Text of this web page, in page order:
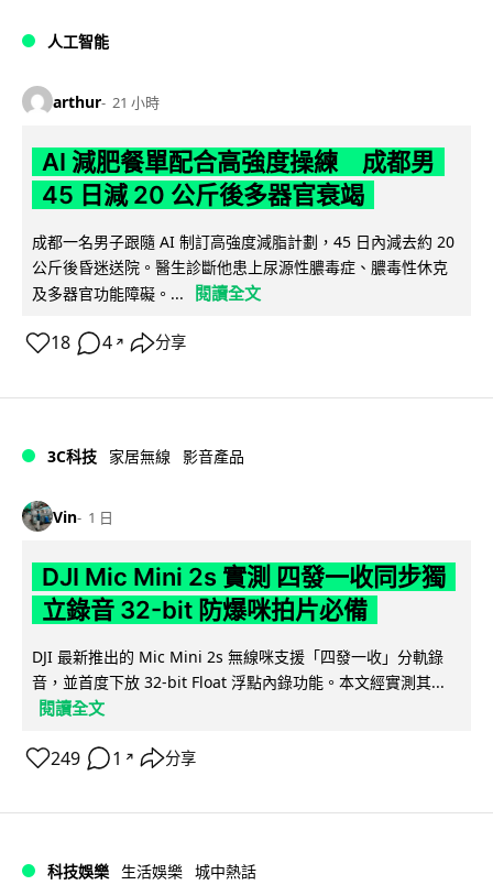
人工智能
arthur 21 小時
AI 減肥餐單配合高強度操練 成都男
45 日減 20 公斤後多器官衰竭
成都一名男子跟隨 AI 制訂高強度減脂計劃，45 日內減去約 20
公斤後昏迷送院。醫生診斷他患上尿源性膿毒症、膿毒性休克
及多器官功能障礙。...
閱讀全文
18 4 ↗ 分享
3C科技 家居無線 影音產品
Vin 1 日
DJI Mic Mini 2s 實測 四發一收同步獨
立錄音 32-bit 防爆咪拍片必備
DJI 最新推出的 Mic Mini 2s 無線咪支援「四發一收」分軌錄
音，並首度下放 32-bit Float 浮點內錄功能。本文經實測其...
閱讀全文
249 1 ↗ 分享
科技娛樂 生活娛樂 城中熱話